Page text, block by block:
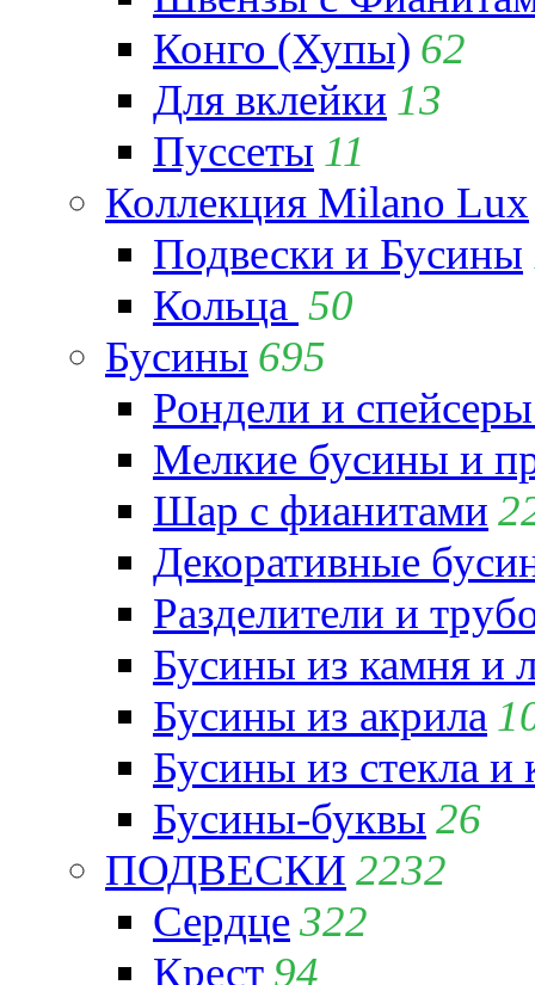
Конго (Хупы) 62
Для вклейки 13
Пуссеты 11
Коллекция Milano Lux
Подвески и Бусины
Кольца 50
Бусины 695
Рондели и
Мелкие бусины и
Шар с фианитами
Декоративные
Разделители и
Бусины из камня и
Бусины из акрила
Бусины из стекла и
Бусины-буквы 26
ПОДВЕСКИ 2232
Сердце322
Крест 94